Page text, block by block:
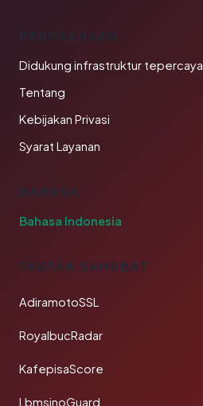
PERUSAHAAN
Didukung infrastruktur tepercaya
Tentang
Kebijakan Privasi
Syarat Layanan
BAHASA
Bahasa Indonesia
TAUTAN SAHABAT
AdiramotoSSL
RoyalbucRadar
KafepisaScore
LbmsinoGuard